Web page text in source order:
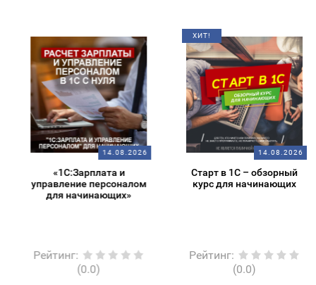
14.08.2026
«1С:Зарплата и
управление персоналом
для начинающих»
Рейтинг:
(0.0)
ХИТ!
14.08.2026
Старт в 1С – обзорный
курс для начинающих
Рейтинг:
(0.0)